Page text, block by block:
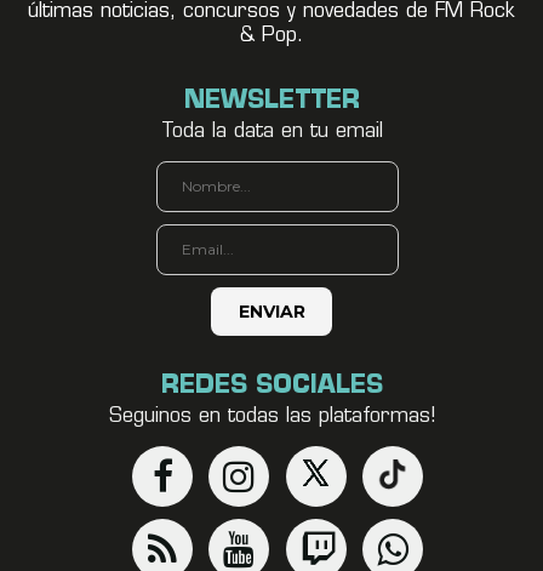
últimas noticias, concursos y novedades de FM Rock
& Pop.
NEWSLETTER
Toda la data en tu email
REDES SOCIALES
Seguinos en todas las plataformas!